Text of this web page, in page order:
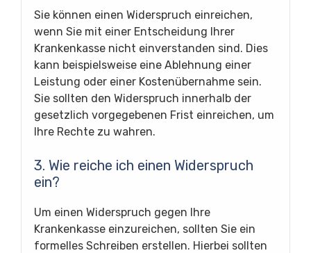
Sie können einen Widerspruch einreichen,
wenn Sie mit einer Entscheidung Ihrer
Krankenkasse nicht einverstanden sind. Dies
kann beispielsweise eine Ablehnung einer
Leistung oder einer Kostenübernahme sein.
Sie sollten den Widerspruch innerhalb der
gesetzlich vorgegebenen Frist einreichen, um
Ihre Rechte zu wahren.
3. Wie reiche ich einen Widerspruch
ein?
Um einen Widerspruch gegen Ihre
Krankenkasse einzureichen, sollten Sie ein
formelles Schreiben erstellen. Hierbei sollten